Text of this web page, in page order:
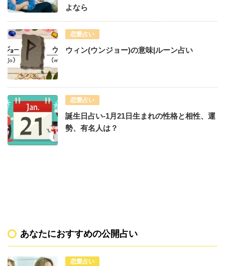
よなら
恋愛占い
ウィン(ウンジョー)の意味|ルーン占い
恋愛占い
誕生日占い-1月21日生まれの性格と相性、運
勢、有名人は？
あなたにおすすめの公開占い
恋愛占い